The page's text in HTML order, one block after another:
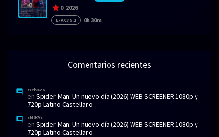
0 2026
E-AC3 5.1 0h 30m
Comentarios recientes
Ochaco
en Spider-Man: Un nuevo día (2026) WEB SCREENER 1080p y
720p Latino Castellano
xNIKYx
en Spider-Man: Un nuevo día (2026) WEB SCREENER 1080p y
720p Latino Castellano